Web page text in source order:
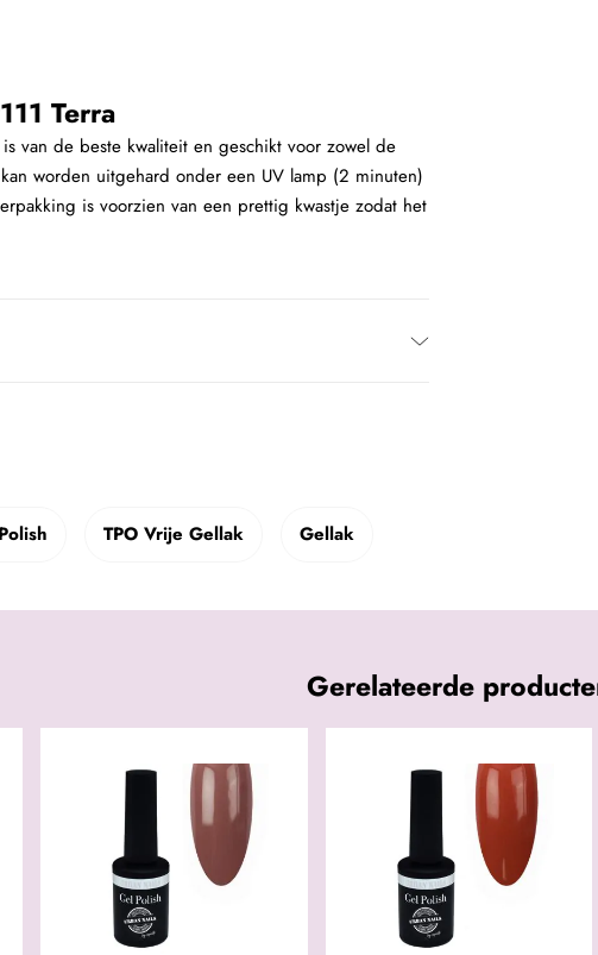
Terra
is van de beste kwaliteit en geschikt voor zowel de
worden uitgehard onder een UV lamp (2 minuten)
is voorzien van een prettig kwastje zodat het
TPO Vrije Gellak Gellak
Gerelateerde